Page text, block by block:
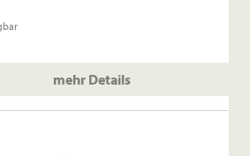
mehr Details